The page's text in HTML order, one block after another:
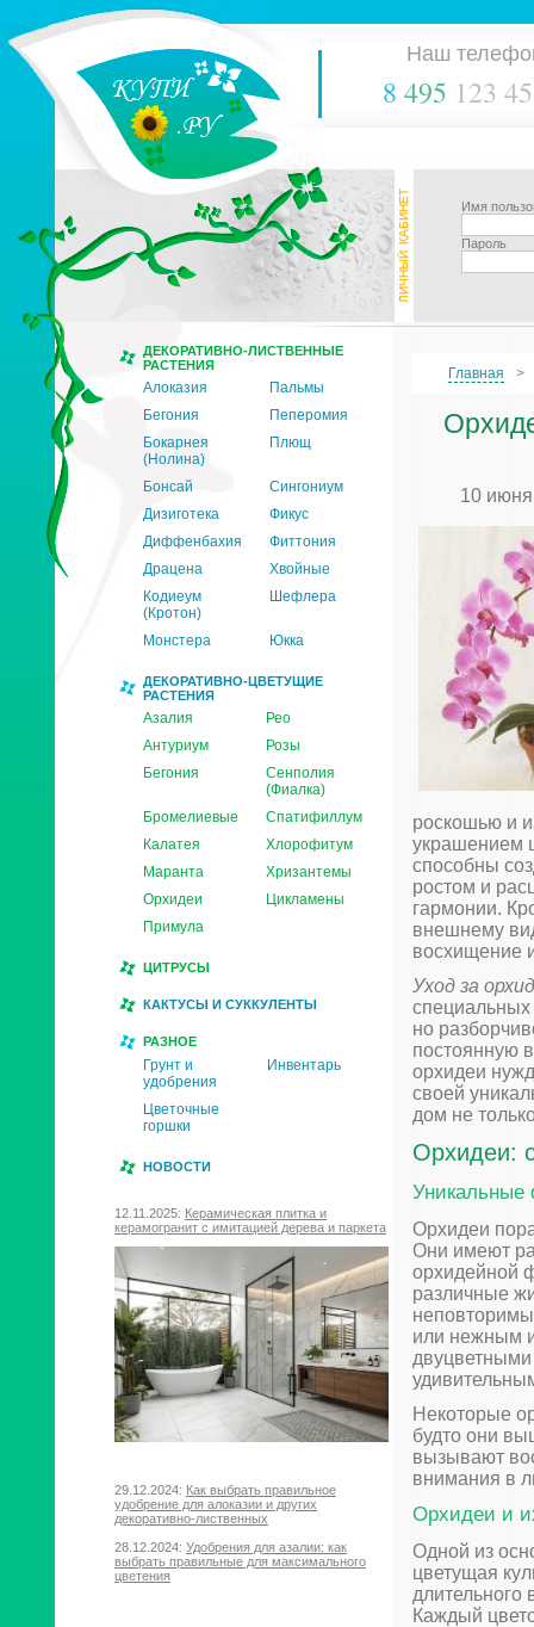
Наш
8 495 123
Имя
Пароль
ДЕКОРАТИВНО-ЛИСТВЕННЫЕ
РАСТЕНИЯ
Алоказия
Пальмы
Бегония
Пеперомия
Бокарнея
(Нолина)
Плющ
Бонсай
Сингониум
Дизиготека
Фикус
Диффенбахия
Фиттония
Драцена
Хвойные
Кодиеум
(Кротон)
Шефлера
Монстера Юкка
ДЕКОРАТИВНО-ЦВЕТУЩИЕ
РАСТЕНИЯ
Азалия
Рео
Антуриум
Розы
Бегония
Сенполия
(Фиалка)
Бромелиевые
Спатифиллум
Калатея
Хлорофитум
Маранта
Хризантемы
Орхидеи
Цикламены
Примула
ЦИТРУСЫ
КАКТУСЫ И СУККУЛЕНТЫ
РАЗНОЕ
Грунт и
удобрения
Инвентарь
Цветочные
горшки
НОВОСТИ
12.11.2025: Керамическая плитка и
керамогранит с имитацией дерева и паркета
29.12.2024: Как выбрать правильное
удобрение для алоказии и других
декоративно-лиственных
28.12.2024: Удобрения для азалии: как
выбрать правильные для максимального
цветения
Главная
10
роскошью и
украшением
способны
ростом и
гармонии.
внешнему
восхищение
Уход за
специальных
но
постоянную
орхидеи
своей
дом не
Орхидеи:
Орхидеи
Они имеют
орхидейной
различные
или нежным
Некоторые
будто они
вызывают
внимания в
Орхидеи и
Одной из
цветущая
длительного
Каждый